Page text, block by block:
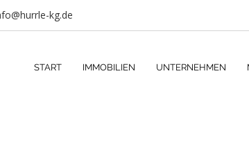
kg.de
START IMMOBILIEN UNTERNEHMEN